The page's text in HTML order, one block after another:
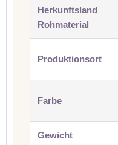
Herkunftsland
Rohmaterial
Produktionsort
Farbe
Gewicht